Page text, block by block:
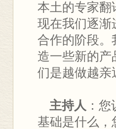
本土的专家翻
现在我们逐渐
合作的阶段。
造一些新的产
们是越做越亲
主持人 ：
基础是什么，